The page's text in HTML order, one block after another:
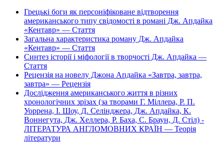
Грецькі боги як персоніфіковане відтворення
американського типу свідомості в романі Дж. Апдайка
«Кентавр» — Стаття
Загальна характеристика роману Дж. Апдайка
«Кентавр» — Стаття
Синтез історії і міфології в творчості Дж. Апдайка —
Стаття
Рецензія на новелу Джона Апдайка «Завтра, завтра,
завтра» — Рецензія
Дослідження американського життя в різних
хронологічних зрізах (за творами Г. Міллера, Р. П.
Уоррена, І. Шоу, Д. Селінджера, Дж. Апдайка, К.
Воннегута, Дж. Хеллера, Р. Баха, С. Браун, Д. Стіл) -
ЛІТЕРАТУРА АНГЛОМОВНИХ КРАЇН — Теорія
літератури